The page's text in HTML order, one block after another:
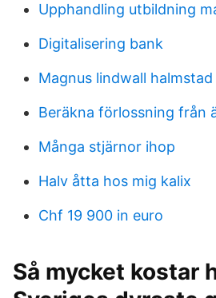
Upphandling utbildning
Digitalisering bank
Magnus lindwall halmstad
Beräkna förlossning från
Många stjärnor ihop
Halv åtta hos mig kalix
Chf 19 900 in euro
Så mycket kostar